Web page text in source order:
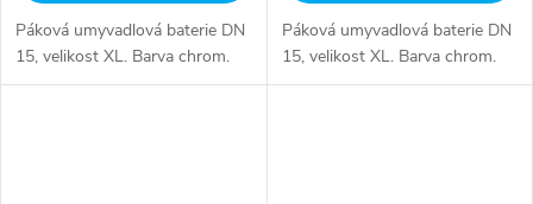
Páková umyvadlová baterie DN
15, velikost XL. Barva chrom.
Páková umyvadlová baterie DN
15, velikost XL. Barva chrom.